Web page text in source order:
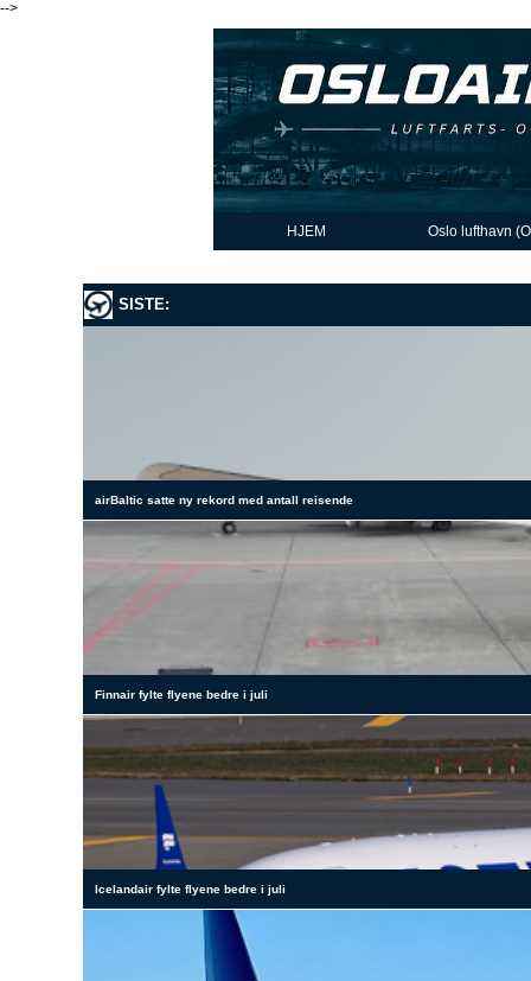
-->
HJEM Oslo lufthavn
SISTE:
airBaltic satte ny rekord med antall reisende
Finnair fylte flyene bedre i juli
Icelandair fylte flyene bedre i juli